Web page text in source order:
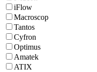
iFlow
Macroscop
Tantos
Cyfron
Optimus
Amatek
ATIX